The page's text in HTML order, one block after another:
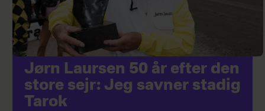
Jørn Laursen 50 år efter den
store sejr: Jeg savner stadig
Tarok